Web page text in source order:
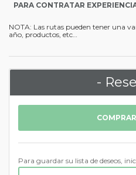
PARA CONTRATAR
NOTA: Las rutas pueden tener una
año, productos, etc…
-
Para guardar su lista de deseos,